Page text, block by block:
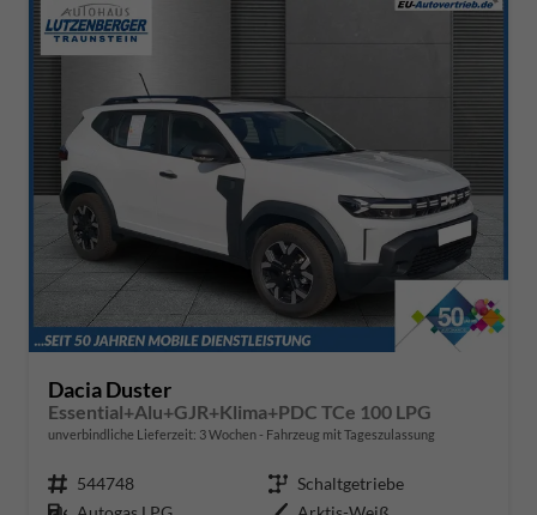
Dacia Duster
Essential+Alu+GJR+Klima+PDC TCe 100 LPG
unverbindliche Lieferzeit: 3 Wochen Fahrzeug mit Tageszulassung
Fahrzeugnr. 544748 Getriebe Schaltgetriebe